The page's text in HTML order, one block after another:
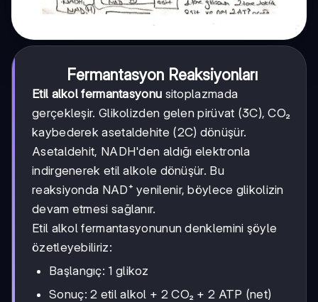
Fermantasyon Reaksiyonları
Etil alkol fermantasyonu sitoplazmada
gerçekleşir. Glikolizden gelen pirüvat (3C), CO₂
kaybederek asetaldehite (2C) dönüşür.
Asetaldehit, NADH'den aldığı elektronla
indirgenerek etil alkole dönüşür. Bu
reaksiyonda NAD⁺ yenilenir, böylece glikolizin
devam etmesi sağlanır.
Etil alkol fermantasyonunun denklemini şöyle
özetleyebiliriz:
Başlangıç: 1 glikoz
Sonuç: 2 etil alkol + 2 CO₂ + 2 ATP (net)